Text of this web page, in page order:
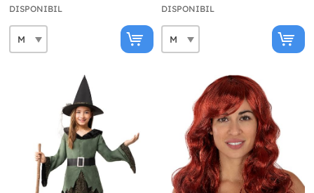
DISPONIBIL DISPONIBIL